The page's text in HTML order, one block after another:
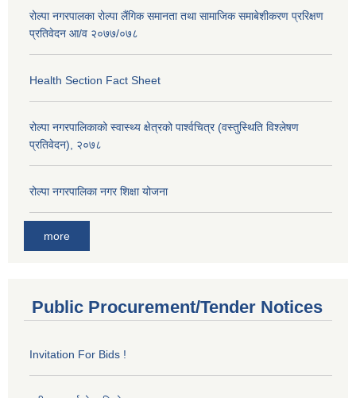
रोल्पा नगरपालका रोल्पा लैंगिक समानता तथा सामाजिक समाबेशीकरण प्ररिक्षण
प्रतिवेदन आ/व २०७७/०७८
Health Section Fact Sheet
रोल्पा नगरपालिकाको स्वास्थ्य क्षेत्रको पार्श्वचित्र (वस्तुस्थिति विश्लेषण
प्रतिवेदन), २०७८
रोल्पा नगरपालिका नगर शिक्षा योजना
more
Public Procurement/Tender Notices
Invitation For Bids !